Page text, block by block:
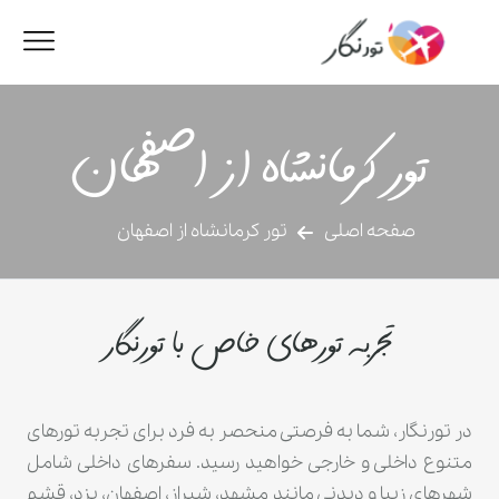
تور کرمانشاه از اصفهان
صفحه اصلی تور کرمانشاه از اصفهان
تجربه تورهای خاص با تورنگار
در تورنگار، شما به فرصتی منحصر به فرد برای تجربه تورهای
متنوع داخلی و خارجی خواهید رسید. سفرهای داخلی شامل